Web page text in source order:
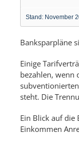
Stand: November
Banksparpläne
Einige
bezahlen, wenn
steht. Die
Ein Blick auf die
Einkommen